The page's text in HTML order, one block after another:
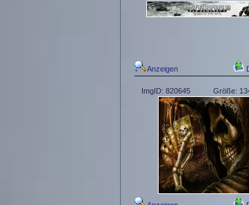
Anzeigen
ImgID: 820645 Größe: